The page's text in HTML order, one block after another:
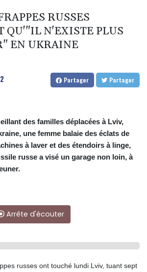
RUSSES
QU'"IL N'EXISTE PLUS
EN UKRAINE
Partager Partager
des familles déplacées à Lviv,
une femme balaie des éclats de
à laver et des étendoirs à linge,
russe a visé un garage non loin, à
Arrête d'écouter
russes ont touché lundi Lviv, tuant sept